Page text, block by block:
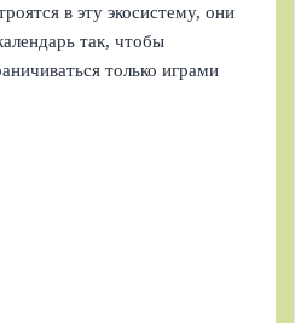
в эту экосистему, они
так, чтобы
только играми